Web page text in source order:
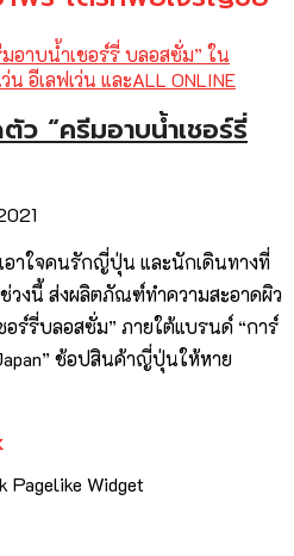
ว “ครีมอาบน้ำเชอร์รี่
อาใจคนรักญี่ปุ่น และนักเดินทางที่
วงนี้ ส่งผลิตภัณฑ์ทำความสะอาดผิว
อร์รี่บลอสซั่ม” ภายใต้แบรนด์ “การ์
ช้อปสินค้าญี่ปุ่นให้หาย